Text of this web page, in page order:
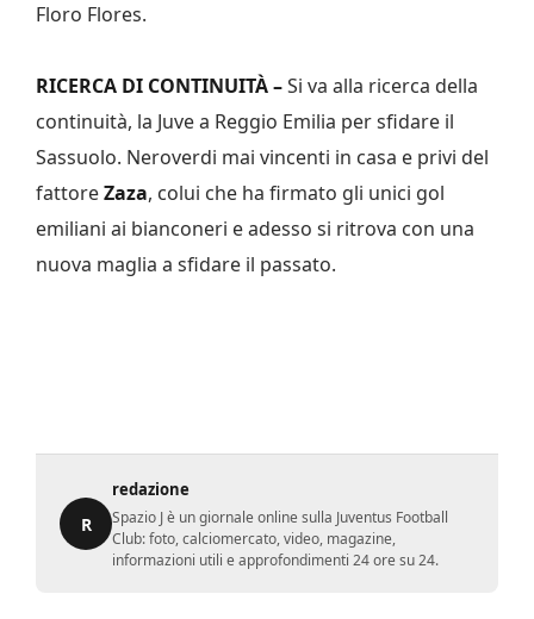
Floro Flores.
RICERCA DI CONTINUITÀ –Si va alla ricerca della
continuità, la Juve a Reggio Emilia per sfidare il
Sassuolo. Neroverdi mai vincenti in casa e privi del
fattoreZaza, colui che ha firmato gli unici gol
emiliani ai bianconeri e adesso si ritrova con una
nuova maglia a sfidare il passato.
R
redazione
Spazio J è un giornale online sulla Juventus Football
Club: foto, calciomercato, video, magazine,
informazioni utili e approfondimenti 24 ore su 24.